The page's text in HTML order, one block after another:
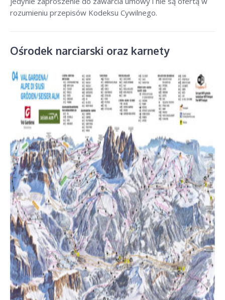
rozumieniu przepisów Kodeksu Cywilnego.
Ośrodek narciarski oraz karnety